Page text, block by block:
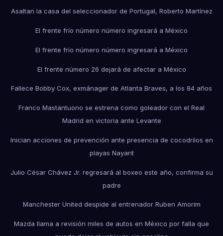
Asaltan la casa del seleccionador de Portugal, Roberto Martínez
El frente frío número número ingresará a México
El frente frío número número ingresará a México
El frente número 26 dejará de afectar a México
Fallece Bobby Cox, exmánager de Atlanta Braves, a los 84 años
Franco Mastantuono se estrena como goleador con el Real
Madrid en victoria ante Levante
Inician acciones de prevención ante presencia de cocodrilos en
playas Nayarit
Julio César Chávez Jr. regresará al boxeo este año, confirma su
padre
Manchester United despide al entrenador Ruben Amorim
Mazda llama a revisión miles de autos en México por falla que